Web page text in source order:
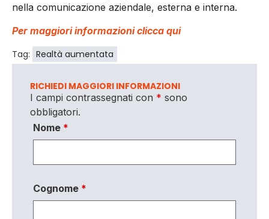
nella comunicazione aziendale, esterna e interna.
Per maggiori informazioni clicca qui
Tag: Realtà aumentata
RICHIEDI MAGGIORI INFORMAZIONI
I campi contrassegnati con * sono
obbligatori.
Nome *
Cognome *